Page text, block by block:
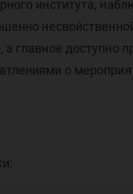
института,
главное доступно
о